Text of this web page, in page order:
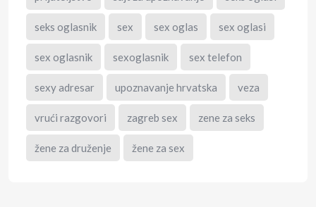
seks oglasnik sex sex oglas sex oglasi
sex oglasnik sexoglasnik sex telefon
sexy adresar upoznavanje hrvatska veza
vrući razgovori zagreb sex zene za seks
žene za druženje žene za sex